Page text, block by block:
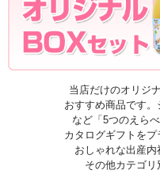
当店だけのオリジ
おすすめ商品です
など「5つのえら
カタログギフトを
おしゃれな出産内
その他カテゴリ